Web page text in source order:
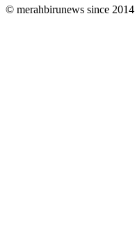
© merahbirunews since 2014